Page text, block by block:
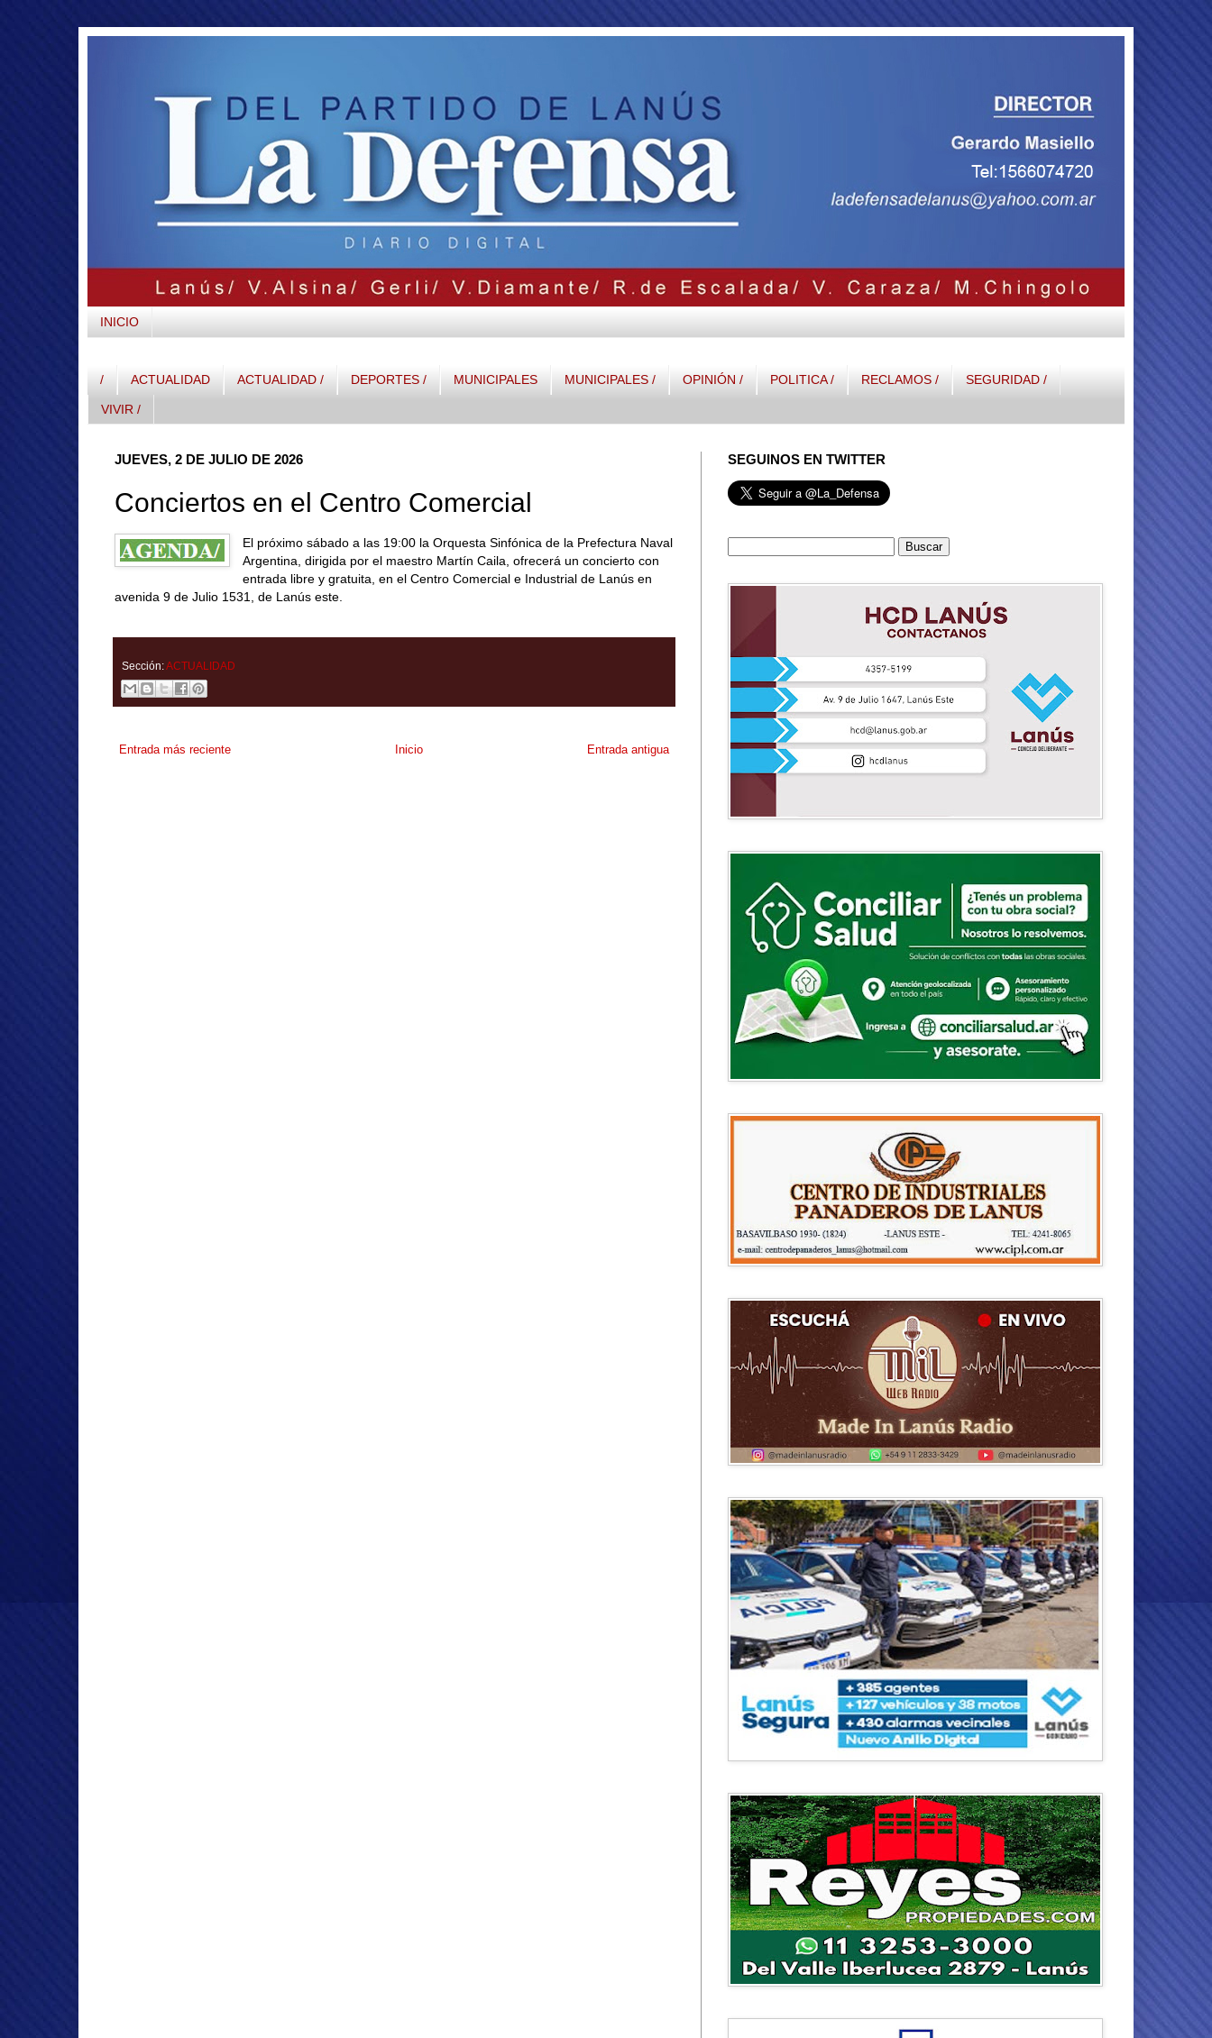
INICIO
/ ACTUALIDAD ACTUALIDAD / DEPORTES / MUNICIPALES MUNICIPALES / OPINIÓN / POLITICA / RECLAMOS / SEGURIDAD /
VIVIR /
JUEVES, 2 DE JULIO DE 2026
Conciertos en el Centro Comercial
El próximo sábado a las 19:00 la Orquesta Sinfónica de la Prefectura Naval
Argentina, dirigida por el maestro Martín Caila, ofrecerá un concierto con
entrada libre y gratuita, en el Centro Comercial e Industrial de Lanús en
avenida 9 de Julio 1531, de Lanús este.
Sección:ACTUALIDAD
Entrada más reciente Entrada antigua
Inicio
SEGUINOS EN TWITTER